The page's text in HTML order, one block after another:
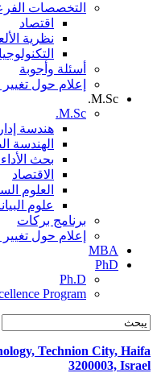
التخصصات
اقتصاد
نظرية
أسئلة وأجوبة
إعلام حول
M.Sc.
M.Sc.
هندسة
الهندسة
بحث
الاقتصاد
العلوم
علوم
برنامج بركات
إعلام حول
MBA
PhD
Ph.D
Program
Technion City, Haifa
3200003, Israel